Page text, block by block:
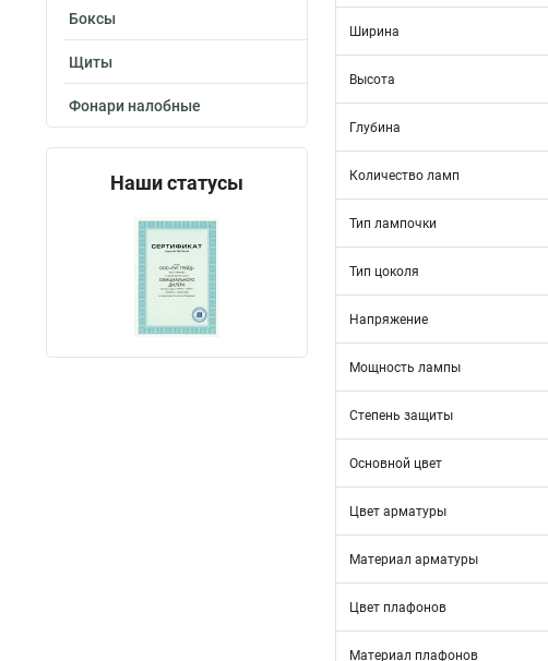
Боксы
Щиты
Фонари налобные
Наши статусы
Ширина
Высота
Глубина
Количество ламп
Тип лампочки
Тип цоколя
Напряжение
Мощность лампы
Степень защиты
Основной цвет
Цвет арматуры
Материал арматуры
Цвет плафонов
Материал плафонов